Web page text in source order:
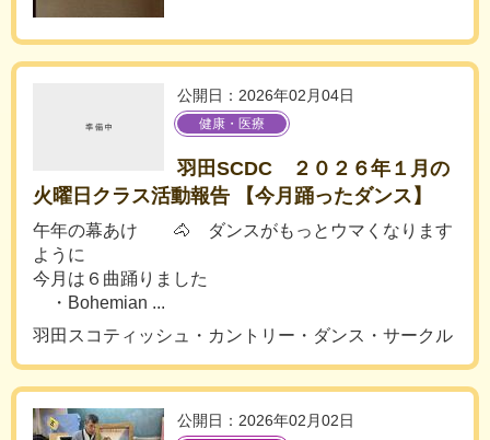
公開日：2026年02月04日
健康・医療
羽田SCDC ２０２６年１月の
火曜日クラス活動報告 【今月踊ったダンス】
午年の幕あけ 🐴 ダンスがもっとウマくなります
ように
今月は６曲踊りました
・Bohemian ...
羽田スコティッシュ・カントリー・ダンス・サークル
公開日：2026年02月02日